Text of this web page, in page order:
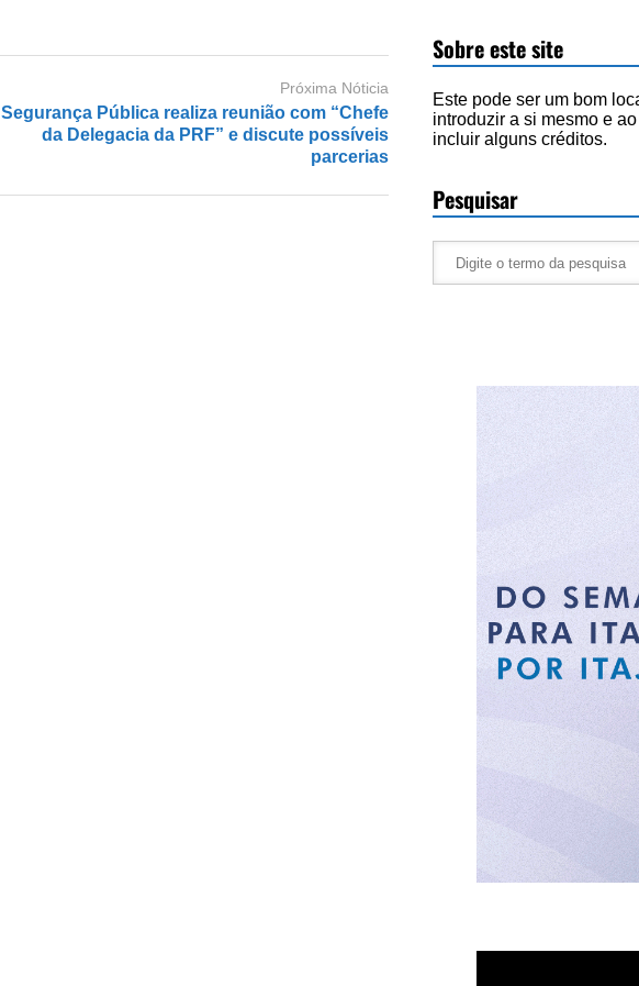
Próxima Nóticia
Segurança Pública realiza reunião com “Chefe
da Delegacia da PRF” e discute possíveis
parcerias
Sobre este site
Este pode ser um bom
introduzir a si mesmo e
incluir alguns créditos.
Pesquisar